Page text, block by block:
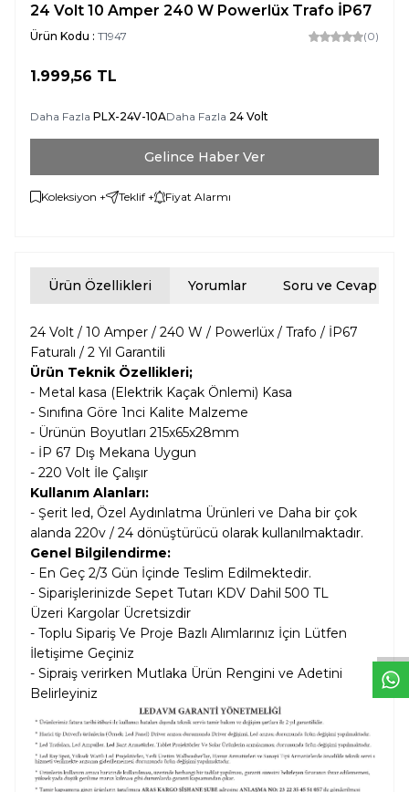
24 Volt 10 Amper 240 W Powerlüx Trafo İP67
Ürün Kodu : T1947 (0)
1.999,56 TL
Daha Fazla PLX-24V-10ADaha Fazla 24 Volt
Gelince Haber Ver
Koleksiyon + Teklif + Fiyat Alarmı
Ürün Özellikleri Yorumlar Soru ve Cevap
24 Volt / 10 Amper / 240 W / Powerlüx / Trafo / İP67
Faturalı / 2 Yıl Garantili
Ürün Teknik Özellikleri;
- Metal kasa (Elektrik Kaçak Önlemi) Kasa
- Sınıfına Göre 1nci Kalite Malzeme
- Ürünün Boyutları 215x65x28mm
- İP 67 Dış Mekana Uygun
- 220 Volt İle Çalışır
Kullanım Alanları:
- Şerit led, Özel Aydınlatma Ürünleri ve Daha bir çok
alanda 220v / 24 dönüştürücü olarak kullanılmaktadır.
Genel Bilgilendirme:
- En Geç 2/3 Gün İçinde Teslim Edilmektedir.
- Siparişlerinizde Sepet Tutarı KDV Dahil 500 TL
Üzeri Kargolar Ücretsizdir
- Toplu Sipariş Ve Proje Bazlı Alımlarınız İçin Lütfen
İletişime Geçiniz
- Sipraiş verirken Mutlaka Ürün Rengini ve Adetini
Belirleyiniz